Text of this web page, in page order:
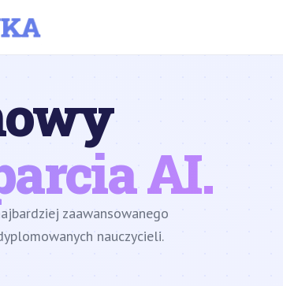
AI.
zaawansowanego
nauczycieli.